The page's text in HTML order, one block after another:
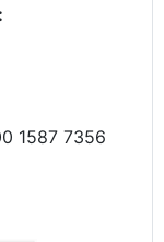
1587 7356